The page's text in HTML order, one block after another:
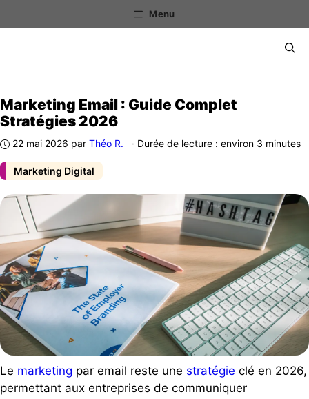
au
Menu
Marketing Digital
Marketing Email : Guide Complet
Stratégies 2026
22 mai 2026 par Théo R. · Durée de lecture : environ 3 minutes
Le marketing par email reste une stratégie clé en 2026,
permettant aux entreprises de communiquer